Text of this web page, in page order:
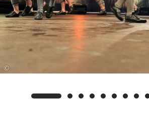
Die Eröffnungsfeier im
gelungener Auftakt. Der
Nationen, eingerahmt von
Tanzdarbietungen, setzte den Ton
voller Spannung und Emotionen.
die Siegerehrungen fanden dort
©